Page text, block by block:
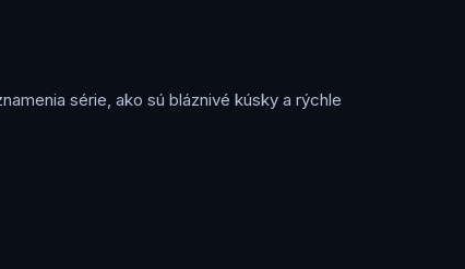
série, ako sú bláznivé kúsky a rýchle